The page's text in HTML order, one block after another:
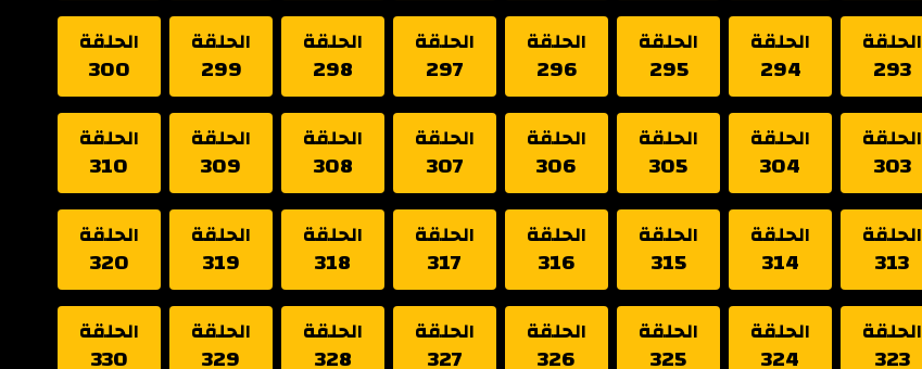
الحلقة
293
الحلقة
294
الحلقة
295
الحلقة
296
الحلقة
297
الحلقة
298
الحلقة
299
الحلقة
300
الحلقة
303
الحلقة
304
الحلقة
305
الحلقة
306
الحلقة
307
الحلقة
308
الحلقة
309
الحلقة
310
الحلقة
313
الحلقة
314
الحلقة
315
الحلقة
316
الحلقة
317
الحلقة
318
الحلقة
319
الحلقة
320
الحلقة
323
الحلقة
324
الحلقة
325
الحلقة
326
الحلقة
327
الحلقة
328
الحلقة
329
الحلقة
330